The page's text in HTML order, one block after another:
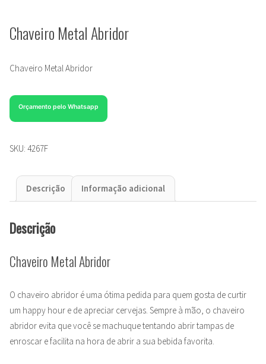
Chaveiro Metal Abridor
Chaveiro Metal Abridor
Orçamento pelo Whatsapp
SKU: 4267F
Descrição Informação adicional
Descrição
Chaveiro Metal Abridor
O chaveiro abridor é uma ótima pedida para quem gosta de curtir
um happy hour e de apreciar cervejas. Sempre à mão, o chaveiro
abridor evita que você se machuque tentando abrir tampas de
enroscar e facilita na hora de abrir a sua bebida favorita.